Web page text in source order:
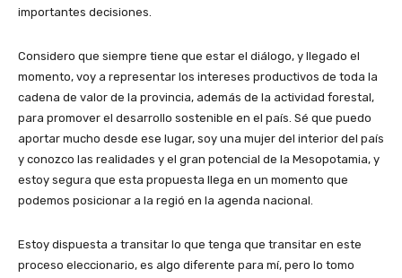
importantes decisiones.
Considero que siempre tiene que estar el diálogo, y llegado el
momento, voy a representar los intereses productivos de toda la
cadena de valor de la provincia, además de la actividad forestal,
para promover el desarrollo sostenible en el país. Sé que puedo
aportar mucho desde ese lugar, soy una mujer del interior del país
y conozco las realidades y el gran potencial de la Mesopotamia, y
estoy segura que esta propuesta llega en un momento que
podemos posicionar a la regió en la agenda nacional.
Estoy dispuesta a transitar lo que tenga que transitar en este
proceso eleccionario, es algo diferente para mí, pero lo tomo